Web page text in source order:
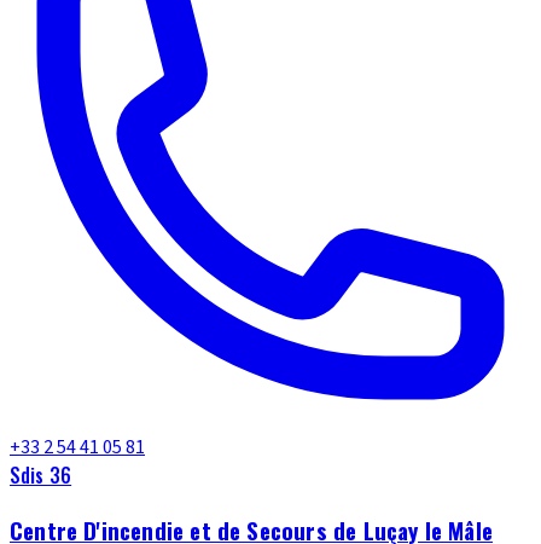
+33 2 54 41 05 81
Sdis 36
Centre D'incendie et de Secours de Luçay le Mâle